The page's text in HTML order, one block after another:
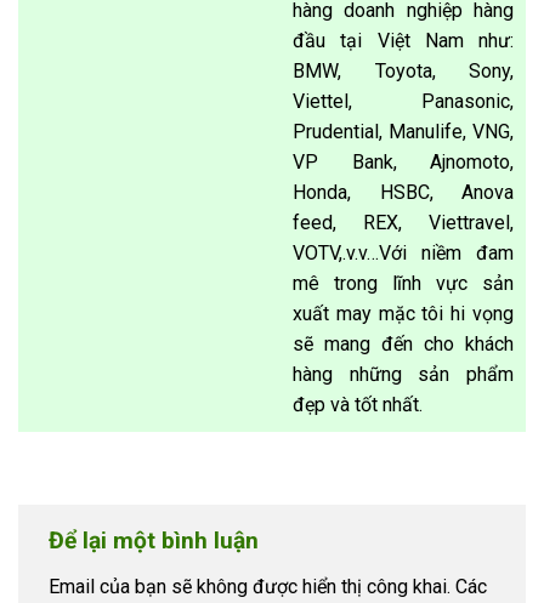
hàng doanh nghiệp hàng
đầu tại Việt Nam như:
BMW, Toyota, Sony,
Viettel, Panasonic,
Prudential, Manulife, VNG,
VP Bank, Ajnomoto,
Honda, HSBC, Anova
feed, REX, Viettravel,
VOTV,.v.v…Với niềm đam
mê trong lĩnh vực sản
xuất may mặc tôi hi vọng
sẽ mang đến cho khách
hàng những sản phẩm
đẹp và tốt nhất.
Để lại một bình luận
Email của bạn sẽ không được hiển thị công khai. Các